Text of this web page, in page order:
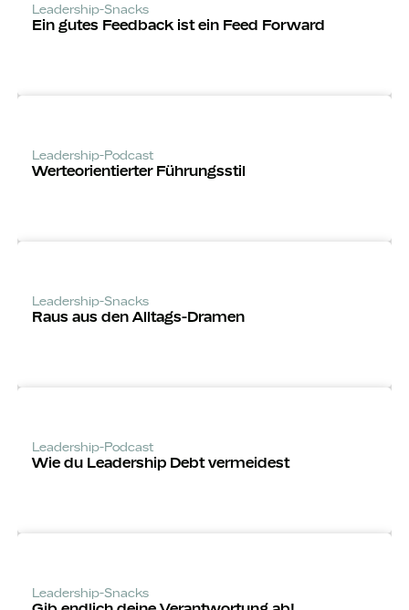
Leadership-Snacks
Ein gutes Feedback ist ein Feed Forward
Leadership-Podcast
Werte­orientierter Führungsstil
Leadership-Snacks
Raus aus den Alltags-Dramen
Leadership-Podcast
Wie du Leadership Debt vermeidest
Leadership-Snacks